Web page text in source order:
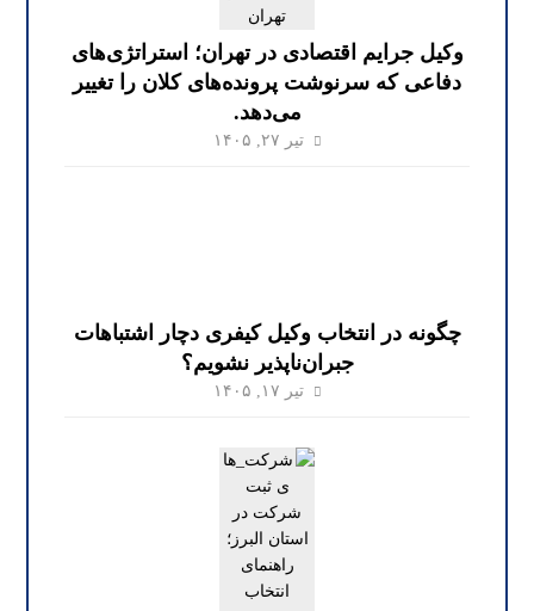
وکیل جرایم اقتصادی در تهران؛ استراتژی‌های
دفاعی که سرنوشت پرونده‌های کلان را تغییر
می‌دهد.
تیر ۲۷, ۱۴۰۵
چگونه در انتخاب وکیل کیفری دچار اشتباهات
جبران‌ناپذیر نشویم؟
تیر ۱۷, ۱۴۰۵